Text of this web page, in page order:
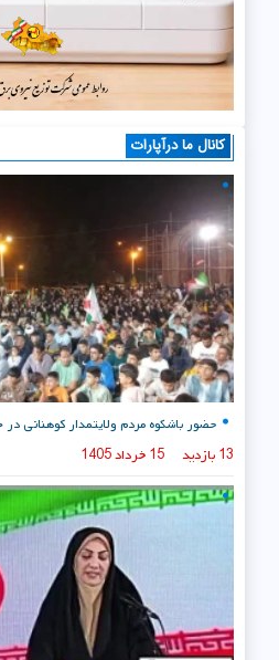
کانال ما درآپارات
حضور باشکوه مردم ولایتمدار کوهنانی
13 بازدید 15 خرداد 1405